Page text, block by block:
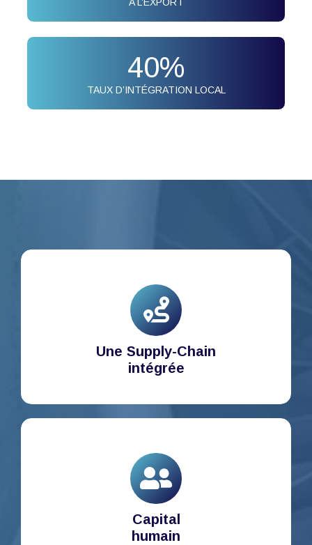
40%
TAUX D’INTÉGRATION LOCAL
Une Supply-Chain
intégrée
Capital
humain